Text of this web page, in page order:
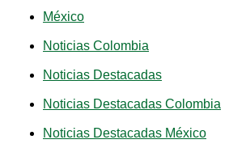
México
Noticias Colombia
Noticias Destacadas
Noticias Destacadas Colombia
Noticias Destacadas México